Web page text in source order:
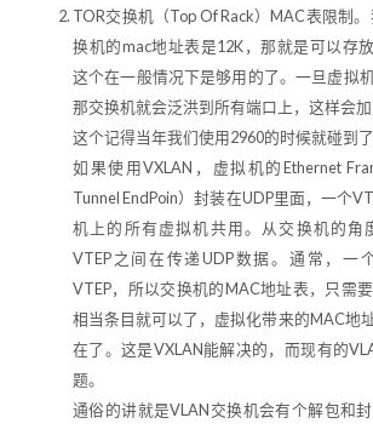
TOR交换机（Top Of Rack）MAC表限制
换机的mac地址表是12K，那就是可以存
这个在一般情况下是够用的了。一旦虚拟
那交换机就会泛洪到所有端口上，这样会加
这个记得当年我们使用2960的时候就碰到了
如果使用VXLAN，虚拟机的Ethernet
Tunnel EndPoin）封装在UDP里面，一个
机上的所有虚拟机共用。从交换机的角
VTEP之间在传递UDP数据。通常，一
VTEP，所以交换机的MAC地址表，只需
相当条目就可以了，虚拟化带来的MAC地
在了。这是VXLAN能解决的，而现有的
题。
通俗的讲就是VLAN交换机会有个解包和